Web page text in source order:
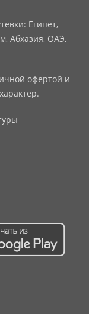
Египет,
Абхазия, ОАЭ,
офертой и